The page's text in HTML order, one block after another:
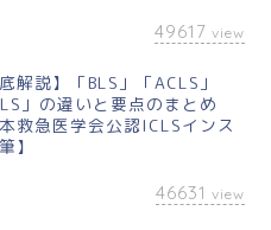
49617 view
底解説】「BLS」「ACLS」
」の違いと要点のまとめ
本救急医学会公認ICLSインス
】
46631 view